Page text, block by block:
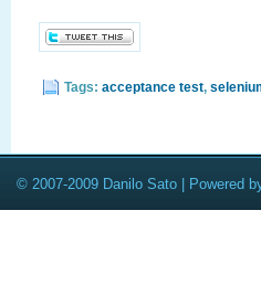
Tags: acceptance test,
© 2007-2009 Danilo Sato | Powered